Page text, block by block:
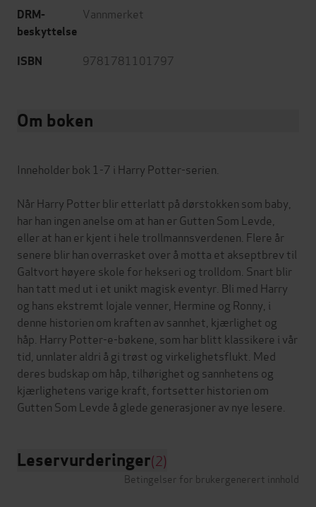
DRM-
beskyttelse
Vannmerket
ISBN 9781781101797
Om boken
Inneholder bok 1-7 i Harry Potter-serien.
Når Harry Potter blir etterlatt på dørstokken som baby,
har han ingen anelse om at han er Gutten Som Levde,
eller at han er kjent i hele trollmannsverdenen. Flere år
senere blir han overrasket over å motta et akseptbrev til
Galtvort høyere skole for hekseri og trolldom. Snart blir
han tatt med ut i et unikt magisk eventyr. Bli med Harry
og hans ekstremt lojale venner, Hermine og Ronny, i
denne historien om kraften av sannhet, kjærlighet og
håp. Harry Potter-e-bøkene, som har blitt klassikere i vår
tid, unnlater aldri å gi trøst og virkelighetsflukt. Med
deres budskap om håp, tilhørighet og sannhetens og
kjærlighetens varige kraft, fortsetter historien om
Leservurderinger(2)
Betingelser for brukergenerert innhold